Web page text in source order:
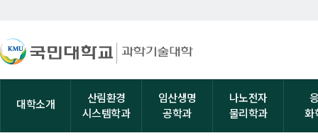
대학소개
산림환경
시스템학과
임산생명
공학과
나노전자
물리학과
화